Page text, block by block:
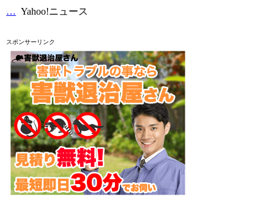
… Yahoo!ニュース
スポンサーリンク